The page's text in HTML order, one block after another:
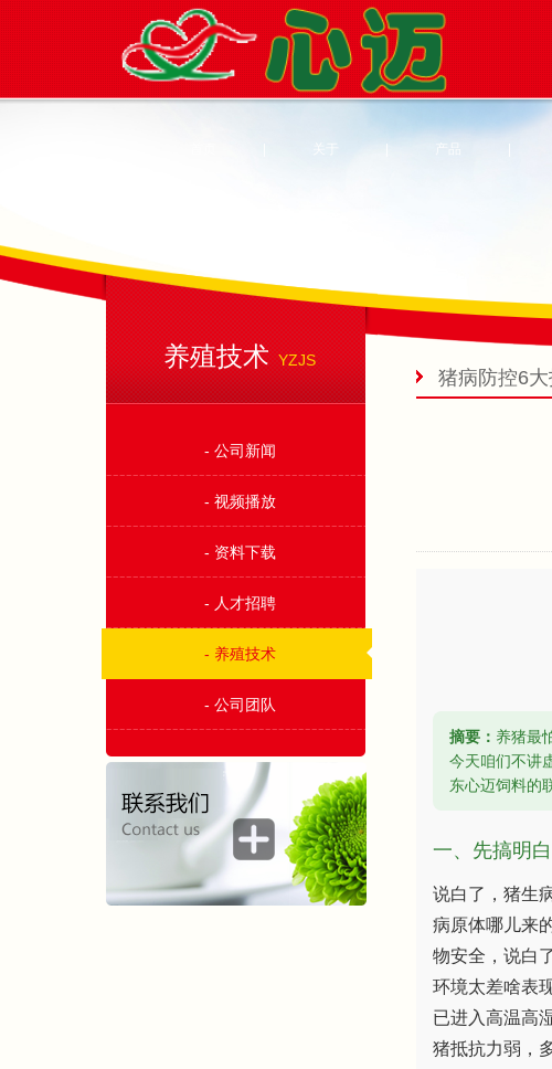
养殖技术 YZJS
- 公司新闻
- 视频播放
- 资料下载
- 人才招聘
- 养殖技术
- 公司团队
猪病防控6
摘要： 养猪最
今天咱们不讲
东心迈饲料的
一、先搞明
说白了，猪生
病原体哪儿来
物安全，说白
环境太差啥表
已进入高温高
猪抵抗力弱，